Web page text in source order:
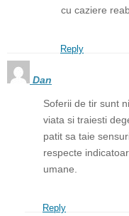
cu caziere
Reply
Dan
Soferii de tir sunt
viata si traiesti
patit sa taie
respecte
umane.
Reply